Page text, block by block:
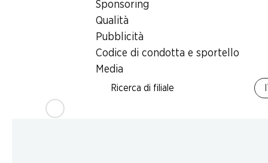
Sponsoring
Qualità
Pubblicità
Codice di condotta e sportello
Media
Ricerca di filiale